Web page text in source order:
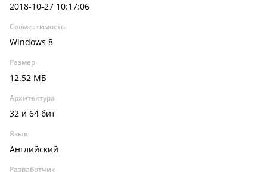
2018-10-27 10:17:06
Совместимость
Windows 8
Размер
12.52 МБ
Архитектура
32 и 64 бит
Язык
Английский
Разработчик